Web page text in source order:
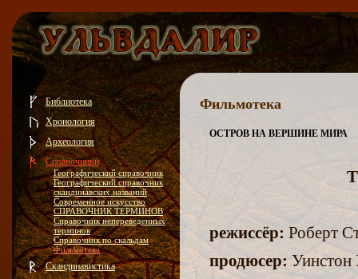
Библиотека
Хронология
Археология
Справочники
Географический справочник
Географический справочник
скандинавских названий
Современное искусство
СПРАВОЧНИК ТЕРМИНОВ
Справочник непереведенных
терминов
Справочник по скальдам
Фильмотека
Скандинавистика
Фильмотека
ОСТРОВ НА ВЕРШИНЕ МИРА
режиссёр: Роберт
продюсер:Уинстон